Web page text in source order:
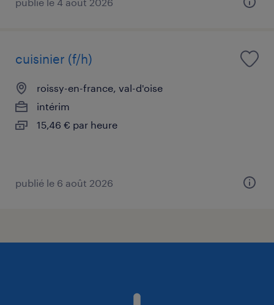
cuisinier (f/h)
roissy-en-france, val-d'oise
intérim
15,46 € par heure
publié le 6 août 2026